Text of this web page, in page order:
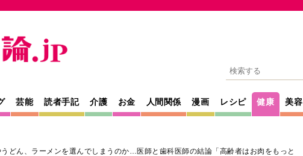
芸能 読者手記 介護 お金 人間関係 漫画 レシピ 健康 美容
どん、ラーメンを選んでしまうのか…医師と歯科医師の結論「高齢者はお肉をもっと